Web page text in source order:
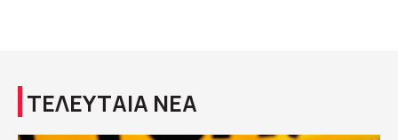
ΤΕΛΕΥΤΑΙΑ ΝΕΑ